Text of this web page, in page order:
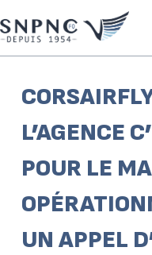
L’AGENCE
POUR LE
UN APPEL